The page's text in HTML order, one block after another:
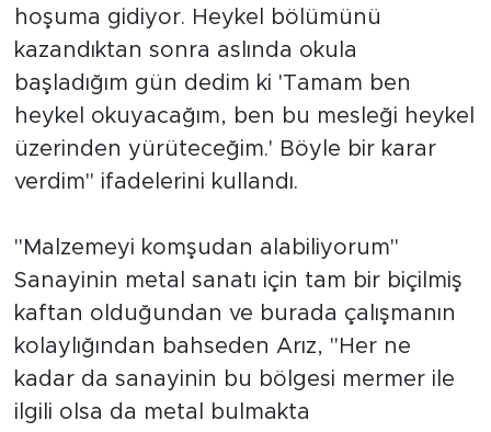
hoşuma gidiyor. Heykel bölümünü
kazandıktan sonra aslında okula
başladığım gün dedim ki 'Tamam ben
heykel okuyacağım, ben bu mesleği heykel
üzerinden yürüteceğim.' Böyle bir karar
verdim" ifadelerini kullandı.
"Malzemeyi komşudan alabiliyorum"
Sanayinin metal sanatı için tam bir biçilmiş
kaftan olduğundan ve burada çalışmanın
kolaylığından bahseden Arız, "Her ne
kadar da sanayinin bu bölgesi mermer ile
ilgili olsa da metal bulmakta